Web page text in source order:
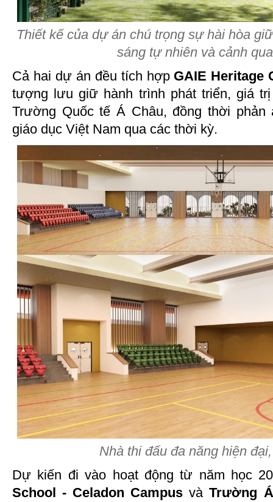
Thiết kế của dự án chú trọng sự hài hòa
sáng tự nhiên và cảnh
Cả hai dự án đều tích hợp GAIE Heritage
tượng lưu giữ hành trình phát triển, giá
Trường Quốc tế Á Châu, đồng thời phản
giáo dục Việt Nam qua các thời kỳ.
Nhà thi đấu đa năng hiện
Dự kiến đi vào hoạt động từ năm học
School - Celadon Campus vàTrường